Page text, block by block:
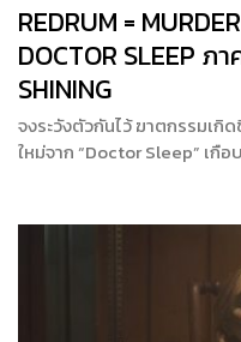
REDRUM =
DOCTOR SLEEP
SHINING
จงระวังตัวกันไว้ ฆาตกรรมเ
ใหม่จาก “Doctor Sleep” เ